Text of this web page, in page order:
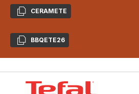
CopierCERAMETE
CopierBBQETE26